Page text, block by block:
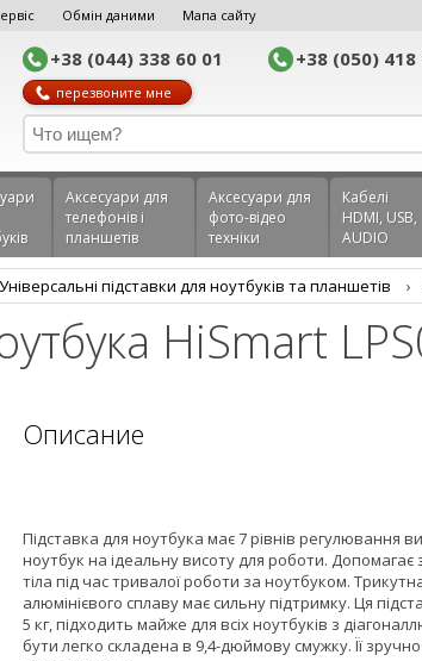
Обмін даними Мапа сайту
+38 (044) 338 60 01 +38 (050) 418
перезвоните мне
Аксеcуари для
телефонів і
планшетів
Аксесуари для
фото-відео
техніки
Кабелі
HDMI, USB,
AUDIO
Універсальні підставки для ноутбуків та планшетів ›
HiSmart
Описание
Підставка для ноутбука має 7 рівнів регулювання
ноутбук на ідеальну висоту для роботи.
тіла під час тривалої роботи за ноутбуком.
алюмінієвого сплаву має сильну підтримку. Ця
5 кг, підходить майже для всіх ноутбуків з
бути легко складена в 9,4-дюймову смужку. Її